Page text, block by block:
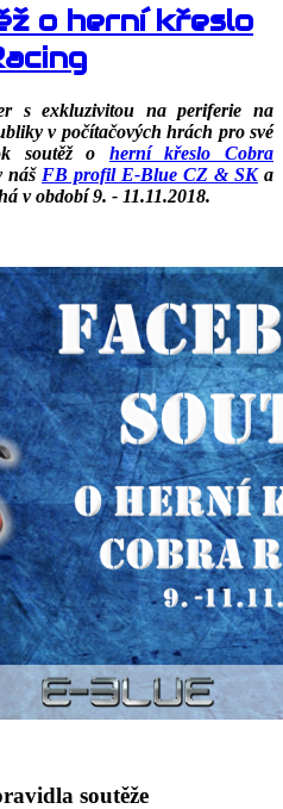
o herní křeslo
s exkluzivitou na periferie na
v počítačových hrách pro své
soutěž o herní křeslo Cobra
náš FB profil E-Blue CZ & SKa
v období 9. - 11.11.2018.
soutěže